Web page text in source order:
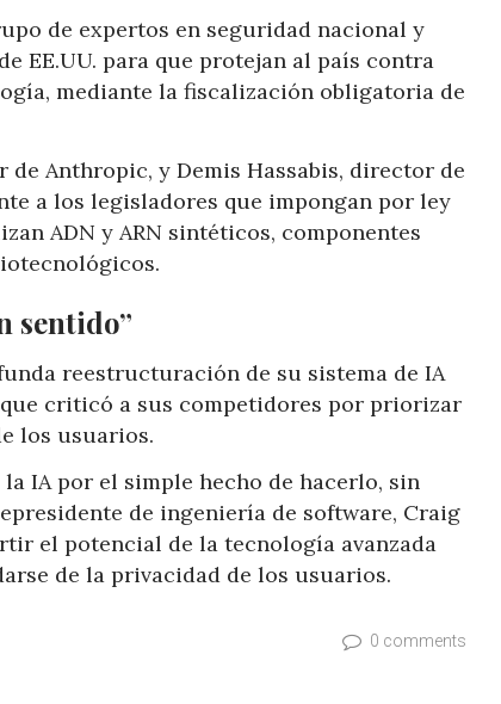
de expertos en seguridad nacional y
EE.UU. para que protejan al país contra
mediante la fiscalización obligatoria de
de Anthropic, y Demis Hassabis, director de
a los legisladores que impongan por ley
ADN y ARN sintéticos, componentes
sentido”
reestructuración de su sistema de IA
criticó a sus competidores por priorizar
los usuarios.
IA por el simple hecho de hacerlo, sin
de ingeniería de software, Craig
el potencial de la tecnología avanzada
de la privacidad de los usuarios.
0 comments